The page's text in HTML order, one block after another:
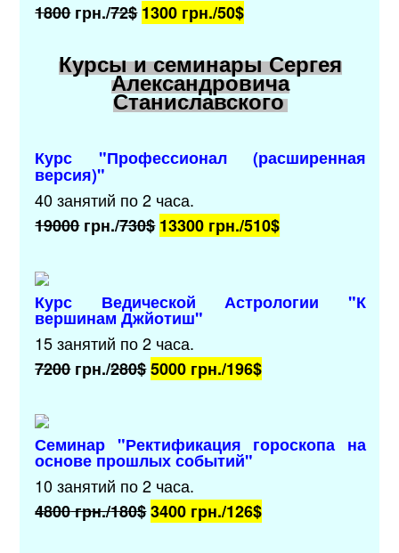
1800грн./72$ 1300 грн./50$
Курсы и семинары Сергея
Александровича
Станиславского
Курс "Профессионал (расширенная
версия)"
40 занятий по 2 часа.
19000грн./730$ 13300 грн./510$
Курс Ведической Астрологии "К
вершинам Джйотиш"
15 занятий по 2 часа.
7200грн./280$5000 грн./196$
Семинар "Ректификация гороскопа на
основе прошлых событий"
10 занятий по 2 часа.
4800грн./180$3400 грн./126$